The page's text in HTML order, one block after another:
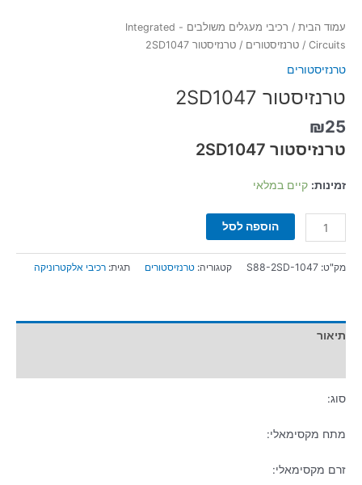
עמוד הבית /
רכיבי מעגלים משולבים - Integrated
Circuits
/ טרנזיסטורים / טרנזיסטור 2SD1047
טרנזיסטורים
טרנזיסטור 2SD1047
₪25
טרנזיסטור 2SD1047
זמינות: קיים במלאי
הוספה לסל
מק"ט: S88-2SD-1047 קטגוריה: טרנזיסטורים תגית: רכיבי אלקטרוניקה
תיאור
סוג:
מתח מקסימאלי:
זרם מקסימאלי: